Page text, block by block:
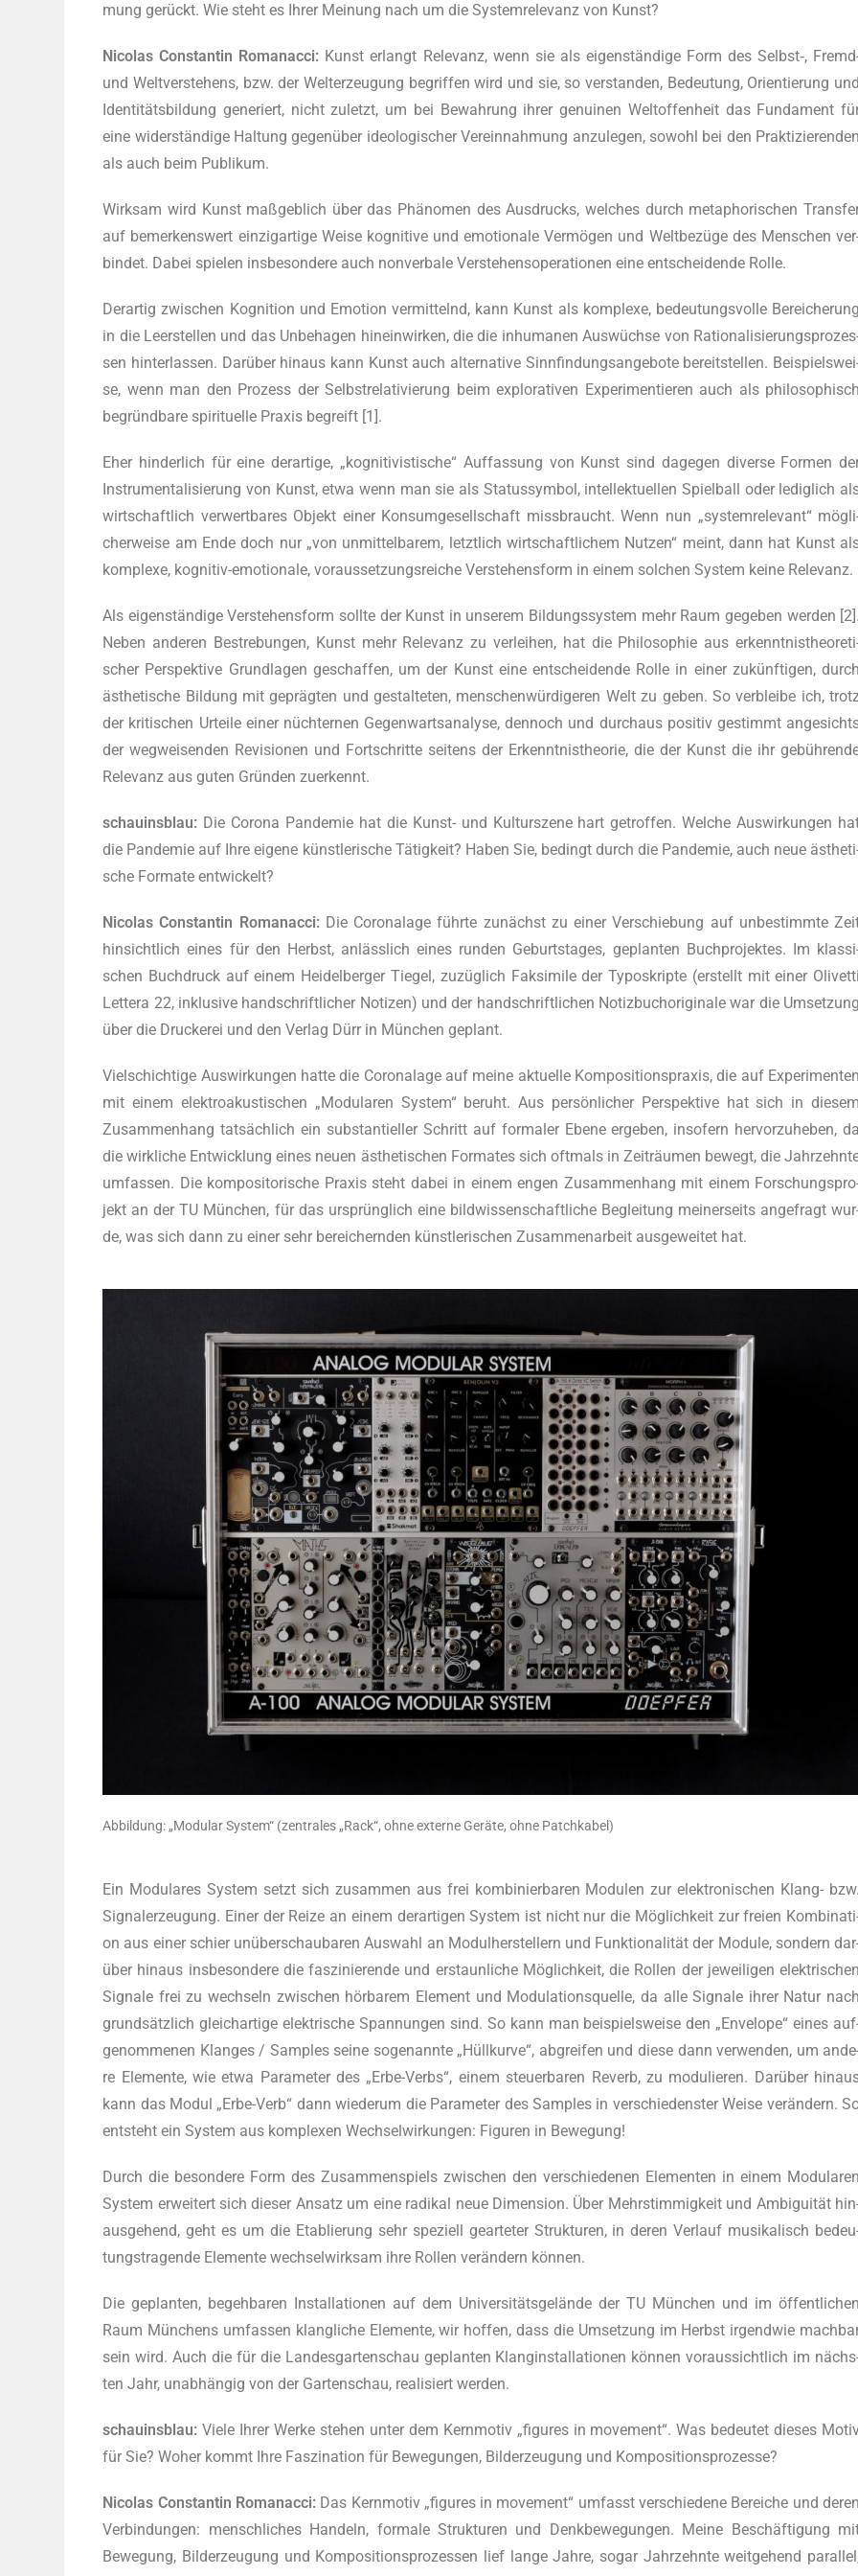
mung gerückt. Wie steht es Ihrer Mei­nung nach um die Sys­tem­re­le­vanz von Kunst?
Nico­las Con­stan­tin Roma­n­ac­ci: Kunst erlangt Rele­vanz, wenn sie als eigen­stän­di­ge Form des Selbst‑,
und Welt­ver­ste­hens, bzw. der Welt­erzeu­gung begrif­fen wird und sie, so ver­stan­den, Bedeu­tung, Ori­en­tie­rung und
Iden­ti­täts­bil­dung gene­riert, nicht zuletzt, um bei Bewah­rung ihrer genui­nen Welt­of­fen­heit das Fun­da­ment
eine wider­stän­di­ge Hal­tung gegen­über ideo­lo­gi­scher Ver­ein­nah­mung anzu­le­gen, sowohl bei den Prak­ti­zie­ren­den
als auch beim Publikum.
Wirk­sam wird Kunst maß­geb­lich über das Phä­no­men des Aus­drucks, wel­ches durch meta­pho­ri­schen
auf bemer­kens­wert ein­zig­ar­ti­ge Wei­se kogni­ti­ve und emo­tio­na­le Ver­mö­gen und Welt­be­zü­ge des Men­schen
bin­det. Dabei spie­len ins­be­son­de­re auch non­ver­ba­le Ver­ste­hens­ope­ra­tio­nen eine ent­schei­den­de Rolle.
Der­ar­tig zwi­schen Kogni­ti­on und Emo­ti­on ver­mit­telnd, kann Kunst als kom­ple­xe, bedeu­tungs­vol­le Berei­che­rung
in die Leer­stel­len und das Unbe­ha­gen hin­ein­wir­ken, die die inhu­ma­nen Aus­wüch­se von
sen hin­ter­las­sen. Dar­über hin­aus kann Kunst auch alter­na­ti­ve Sinn­fin­dungs­an­ge­bo­te bereit­stel­len.
se, wenn man den Pro­zess der Selbst­re­la­ti­vie­rung beim explo­ra­ti­ven Expe­ri­men­tie­ren auch als phi­lo­so­phisch
begründ­ba­re spi­ri­tu­el­le Pra­xis begreift [1].
Eher hin­der­lich für eine der­ar­ti­ge, „kogni­ti­vis­ti­sche“ Auf­fas­sung von Kunst sind dage­gen diver­se For­men
Instru­men­ta­li­sie­rung von Kunst, etwa wenn man sie als Sta­tus­sym­bol, intel­lek­tu­el­len Spiel­ball oder ledig­lich
wirt­schaft­lich ver­wert­ba­res Objekt einer Kon­sum­ge­sell­schaft miss­braucht. Wenn nun „sys­tem­re­le­vant“
cher­wei­se am Ende doch nur „von unmit­tel­ba­rem, letzt­lich wirt­schaft­li­chem Nut­zen“ meint, dann hat Kunst
kom­ple­xe, kogni­tiv-emo­tio­na­le, vor­aus­set­zungs­rei­che Ver­ste­hens­form in einem sol­chen Sys­tem kei­ne Relevanz.
Als eigen­stän­di­ge Ver­ste­hens­form soll­te der Kunst in unse­rem Bil­dungs­sys­tem mehr Raum gege­ben wer­den [2].
Neben ande­ren Bestre­bun­gen, Kunst mehr Rele­vanz zu ver­lei­hen, hat die Phi­lo­so­phie aus
scher Per­spek­ti­ve Grund­la­gen geschaf­fen, um der Kunst eine ent­schei­den­de Rol­le in einer zukünf­ti­gen, durch
ästhe­ti­sche Bil­dung mit gepräg­ten und gestal­te­ten, men­schen­wür­di­ge­ren Welt zu geben. So ver­blei­be ich,
der kri­ti­schen Urtei­le einer nüch­ter­nen Gegen­warts­ana­ly­se, den­noch und durch­aus posi­tiv gestimmt
der weg­wei­sen­den Revi­sio­nen und Fort­schrit­te sei­tens der Erkennt­nis­theo­rie, die der Kunst die ihr
Rele­vanz aus guten Grün­den zuerkennt.
schau­ins­blau: Die Coro­na Pan­de­mie hat die Kunst- und Kul­tur­sze­ne hart getrof­fen. Wel­che Aus­wir­kun­gen
die Pan­de­mie auf Ihre eige­ne künst­le­ri­sche Tätig­keit? Haben Sie, bedingt durch die Pan­de­mie, auch neue
sche For­ma­te entwickelt?
Nico­las Con­stan­tin Roma­n­ac­ci: Die Coro­nalage führ­te zunächst zu einer Ver­schie­bung auf unbe­stimm­te
hin­sicht­lich eines für den Herbst, anläss­lich eines run­den Geburts­ta­ges, geplan­ten Buch­pro­jek­tes. Im
schen Buch­druck auf einem Hei­del­ber­ger Tie­gel, zuzüg­lich Fak­si­mi­le der Typo­skrip­te (erstellt mit einer Oli­vet­ti
Let­te­ra 22, inklu­si­ve hand­schrift­li­cher Noti­zen) und der hand­schrift­li­chen Notiz­bucho­ri­gi­na­le war die Umset­zung
über die Dru­cke­rei und den Ver­lag Dürr in Mün­chen geplant.
Viel­schich­ti­ge Aus­wir­kun­gen hat­te die Coro­nalage auf mei­ne aktu­el­le Kom­po­si­ti­ons­pra­xis, die auf Expe­ri­men­ten
mit einem elek­tro­akus­ti­schen „Modu­la­ren Sys­tem“ beruht. Aus per­sön­li­cher Per­spek­ti­ve hat sich in die­sem
Zusam­men­hang tat­säch­lich ein sub­stan­ti­el­ler Schritt auf for­ma­ler Ebe­ne erge­ben, inso­fern her­vor­zu­he­ben, da
die wirk­li­che Ent­wick­lung eines neu­en ästhe­ti­schen For­ma­tes sich oft­mals in Zeit­räu­men bewegt, die
umfas­sen. Die kom­po­si­to­ri­sche Pra­xis steht dabei in einem engen Zusam­men­hang mit einem
jekt an der TU Mün­chen, für das ursprüng­lich eine bild­wis­sen­schaft­li­che Beglei­tung mei­ner­seits ange­fragt
de, was sich dann zu einer sehr berei­chern­den künst­le­ri­schen Zusam­men­ar­beit aus­ge­wei­tet hat.
Abbil­dung: „Modu­lar Sys­tem“ (zen­tra­les „Rack“, ohne exter­ne Gerä­te, ohne Patchkabel)
Ein Modu­la­res Sys­tem setzt sich zusam­men aus frei kom­bi­nier­ba­ren Modu­len zur elek­tro­ni­schen Klang- bzw.
Signal­er­zeu­gung. Einer der Rei­ze an einem der­ar­ti­gen Sys­tem ist nicht nur die Mög­lich­keit zur frei­en
on aus einer schier unüber­schau­ba­ren Aus­wahl an Modul­her­stel­lern und Funk­tio­na­li­tät der Modu­le, son­dern
über hin­aus ins­be­son­de­re die fas­zi­nie­ren­de und erstaun­li­che Mög­lich­keit, die Rol­len der jewei­li­gen elek­tri­schen
Signa­le frei zu wech­seln zwi­schen hör­ba­rem Ele­ment und Modu­la­ti­ons­quel­le, da alle Signa­le ihrer Natur nach
grund­sätz­lich gleich­ar­ti­ge elek­tri­sche Span­nun­gen sind. So kann man bei­spiels­wei­se den „Enve­lo­pe“ eines
ge­nom­me­nen Klan­ges / Samples sei­ne soge­nann­te „Hüll­kur­ve“, abgrei­fen und die­se dann ver­wen­den, um
re Ele­men­te, wie etwa Para­me­ter des „Erbe-Verbs“, einem steu­er­ba­ren Reverb, zu modu­lie­ren. Dar­über
kann das Modul „Erbe-Verb“ dann wie­der­um die Para­me­ter des Samples in ver­schie­dens­ter Wei­se ver­än­dern.
ent­steht ein Sys­tem aus kom­ple­xen Wech­sel­wir­kun­gen: Figu­ren in Bewegung!
Durch die beson­de­re Form des Zusam­men­spiels zwi­schen den ver­schie­de­nen Ele­men­ten in einem Modu­la­ren
Sys­tem erwei­tert sich die­ser Ansatz um eine radi­kal neue Dimen­si­on. Über Mehr­stim­mig­keit und Ambi­gui­tät
aus­ge­hend, geht es um die Eta­blie­rung sehr spe­zi­ell gear­te­ter Struk­tu­ren, in deren Ver­lauf musi­ka­lisch
tungs­tra­gen­de Ele­men­te wech­sel­wirk­sam ihre Rol­len ver­än­dern können.
Die geplan­ten, begeh­ba­ren Instal­la­tio­nen auf dem Uni­ver­si­täts­ge­län­de der TU Mün­chen und im öffent­li­chen
Raum Mün­chens umfas­sen klang­li­che Ele­men­te, wir hof­fen, dass die Umset­zung im Herbst irgend­wie
sein wird. Auch die für die Lan­des­gar­ten­schau geplan­ten Klang­in­stal­la­tio­nen kön­nen vor­aus­sicht­lich im
ten Jahr, unab­hän­gig von der Gar­ten­schau, rea­li­siert werden.
schau­ins­blau:Vie­le Ihrer Wer­ke ste­hen unter dem Kern­mo­tiv „figu­res in move­ment“. Was bedeu­tet die­ses
für Sie? Woher kommt Ihre Fas­zi­na­ti­on für Bewe­gun­gen, Bil­der­zeu­gung und Kompositionsprozesse?
Nico­las Con­stan­tin Roma­n­ac­ci: Das Kern­mo­tiv „figu­res in move­ment“ umfasst ver­schie­de­ne Berei­che und deren
Ver­bin­dun­gen: mensch­li­ches Han­deln, for­ma­le Struk­tu­ren und Denk­be­we­gun­gen. Mei­ne Beschäf­ti­gung
Bewe­gung, Bil­der­zeu­gung und Kom­po­si­ti­ons­pro­zes­sen lief lan­ge Jah­re, sogar Jahr­zehn­te weit­ge­hend